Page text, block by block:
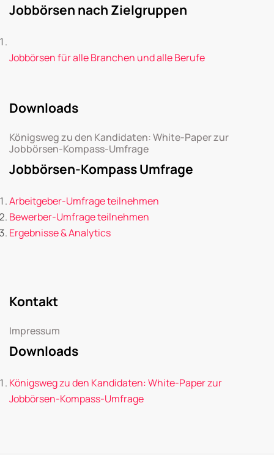
Jobbörsen nach Zielgruppen
Jobbörsen für alle Branchen und alle Berufe
Downloads
Königsweg zu den Kandidaten: White-Paper zur
Jobbörsen-Kompass-Umfrage
Jobbörsen-Kompass Umfrage
Arbeitgeber-Umfrage teilnehmen
Bewerber-Umfrage teilnehmen
Ergebnisse & Analytics
Kontakt
Impressum
Downloads
Königsweg zu den Kandidaten: White-Paper zur
Jobbörsen-Kompass-Umfrage